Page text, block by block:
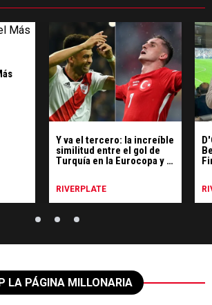
Y va el tercero: la increíble
similitud entre el gol de
Turquía en la Eurocopa y el
RIVERPLATE
LA PÁGINA MILLONARIA